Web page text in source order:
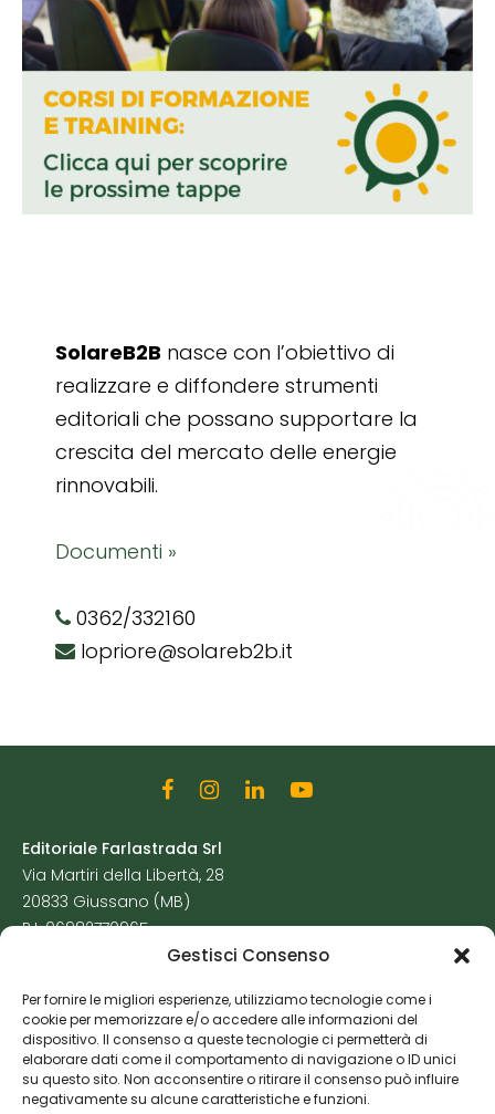
Gestisci Consenso
Per fornire le migliori esperienze, utilizziamo tecnologie come i
cookie per memorizzare e/o accedere alle informazioni del
dispositivo. Il consenso a queste tecnologie ci permetterà di
elaborare dati come il comportamento di navigazione o ID unici
su questo sito. Non acconsentire o ritirare il consenso può influire
negativamente su alcune caratteristiche e funzioni.
SolareB2B nasce con l’obiettivo di
realizzare e diffondere strumenti
editoriali che possano supportare la
crescita del mercato delle energie
rinnovabili.
Documenti »
0362/332160
lopriore@solareb2b.it
Editoriale Farlastrada Srl
Via Martiri della Libertà, 28
20833 Giussano (MB)
P.I. 06982770965
Cookie Policy
Risorse Aggiuntive